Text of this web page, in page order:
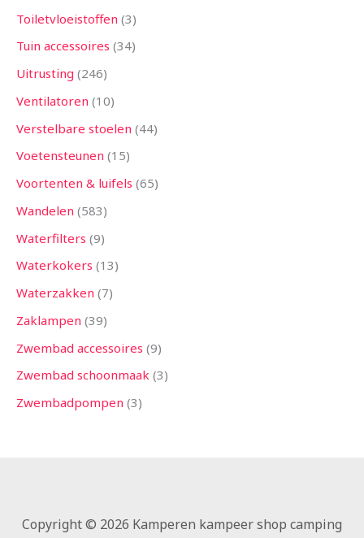
Toiletvloeistoffen 3
Tuin accessoires 34
Uitrusting 246
Ventilatoren 10
Verstelbare stoelen 44
Voetensteunen 15
Voortenten & luifels 65
Wandelen 583
Waterfilters 9
Waterkokers 13
Waterzakken 7
Zaklampen 39
Zwembad accessoires 9
Zwembad schoonmaak 3
Zwembadpompen 3
Copyright © 2026 Kamperen kampeer shop camping